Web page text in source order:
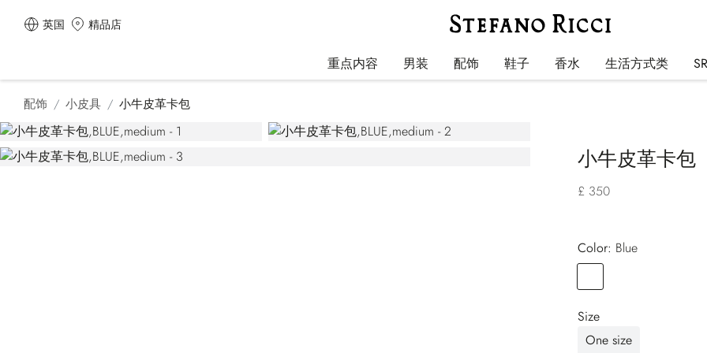
英国 精品店
重点内容 男装 配饰 鞋子 香水 生活方式类
配饰 小皮具 小牛皮革卡包
小牛皮革卡包
£ 350
Color:
blue
Size
One size